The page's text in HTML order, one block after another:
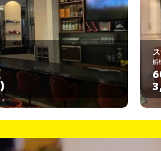
ック フラワー
習志野台1-18-6
飲み放題
円 (税込)